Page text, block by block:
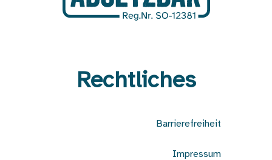
Rechtliches
Barrierefreiheit
Impressum